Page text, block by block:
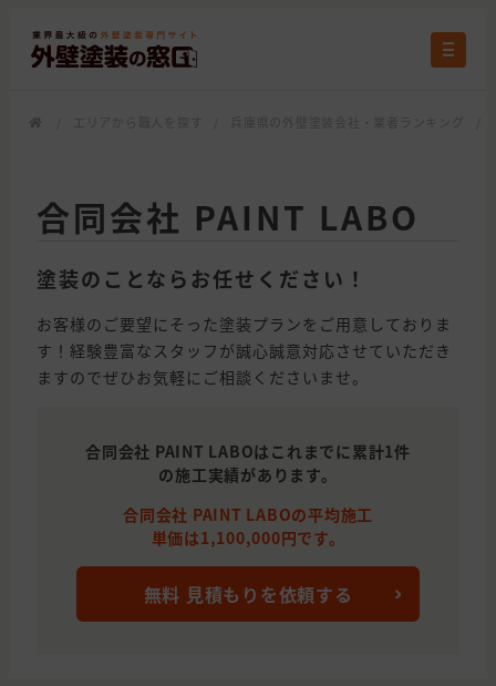
合同会社 PAINT LABO
塗装のことならお任せください！
お客様のご要望にそった塗装プランをご用意しておりま
す！経験豊富なスタッフが誠心誠意対応させていただき
ますのでぜひお気軽にご相談くださいませ。
合同会社 PAINT LABOはこれまでに累計1件
の施工実績があります。
合同会社 PAINT LABOの平均施工
単価は1,100,000円です。
無料 見積もりを依頼する